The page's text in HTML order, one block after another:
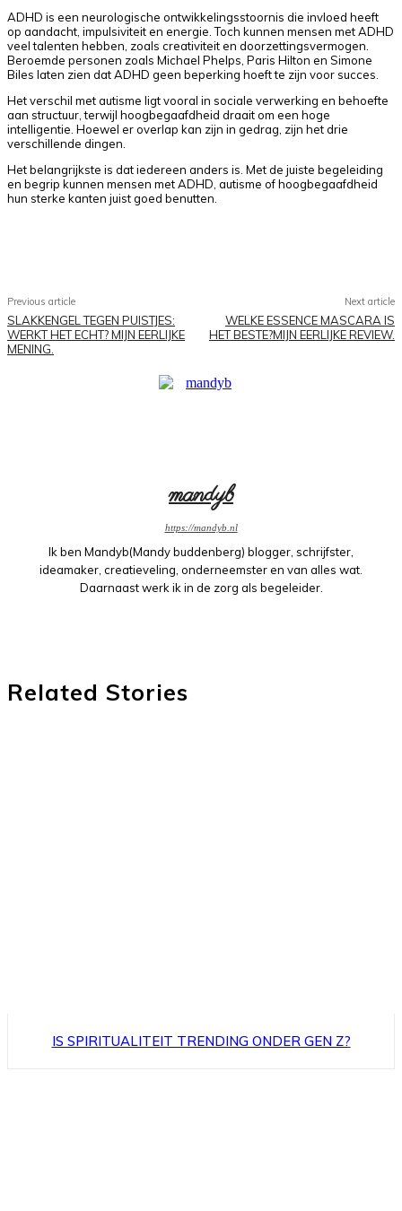
ADHD is een neurologische ontwikkelingsstoornis die invloed heeft
op aandacht, impulsiviteit en energie. Toch kunnen mensen met ADHD
veel talenten hebben, zoals creativiteit en doorzettingsvermogen.
Beroemde personen zoals Michael Phelps, Paris Hilton en Simone
Biles laten zien dat ADHD geen beperking hoeft te zijn voor succes.
Het verschil met autisme ligt vooral in sociale verwerking en behoefte
aan structuur, terwijl hoogbegaafdheid draait om een hoge
intelligentie. Hoewel er overlap kan zijn in gedrag, zijn het drie
verschillende dingen.
Het belangrijkste is dat iedereen anders is. Met de juiste begeleiding
en begrip kunnen mensen met ADHD, autisme of hoogbegaafdheid
hun sterke kanten juist goed benutten.
Previous article
SLAKKENGEL TEGEN PUISTJES:
WERKT HET ECHT? MIJN EERLIJKE
MENING.
Next article
WELKE ESSENCE MASCARA IS
HET BESTE?MIJN EERLIJKE REVIEW.
mandyb
https://mandyb.nl
Ik ben Mandyb(Mandy buddenberg) blogger, schrijfster,
ideamaker, creatieveling, onderneemster en van alles wat.
Daarnaast werk ik in de zorg als begeleider.
Related Stories
IS SPIRITUALITEIT TRENDING ONDER GEN Z?